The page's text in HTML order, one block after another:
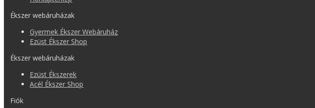
Ékszer webáruházak
Gyermek Ékszer Webáruház
Ezüst Ékszer Shop
Ékszer webáruházak
Ezüst Ékszerek
Acél Ékszer Shop
Fiók